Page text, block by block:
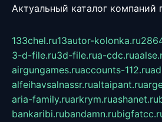
Актуальный каталог компаний
133chel.ru13autor-kolonka.ru
3-d-file.ru3d-file.rua-cdc.ru
airgungames.ruaccounts-112.ru
alfeihavsalnassr.rualtaipant.ru
aria-family.ruarkrym.ruashanet.ru
bankaribi.rubandamn.ru